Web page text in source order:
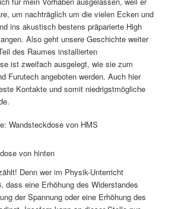
um nachträglich um die vielen Ecken und
ins akustisch bestens präparierte High
Also geht unsere Geschichte weiter
des Raumes installierten
ist zweifach ausgelegt, wie sie zum
Furutech angeboten werden. Auch hier
Kontakte und somit niedrigstmögliche
Wandsteckdose von HMS
von hinten
Denn wer im Physik-Unterricht
dass eine Erhöhung des Widerstandes
der Spannung oder eine Erhöhung des